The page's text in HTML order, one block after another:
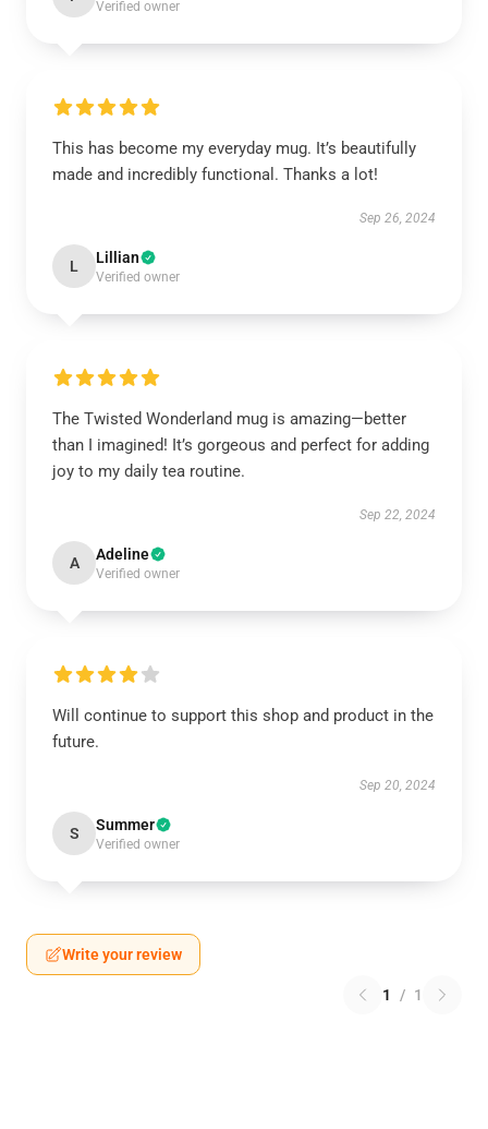
Verified owner
This has become my everyday mug. It’s beautifully
made and incredibly functional. Thanks a lot!
Sep 26, 2024
L Lillian
Verified owner
The Twisted Wonderland mug is amazing—better
than I imagined! It’s gorgeous and perfect for adding
joy to my daily tea routine.
Sep 22, 2024
A Adeline
Verified owner
Will continue to support this shop and product in the
future.
Sep 20, 2024
S Summer
Verified owner
Write your review
1 / 1